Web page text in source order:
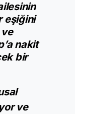
eşiğini
ve
nakit
bir
ve